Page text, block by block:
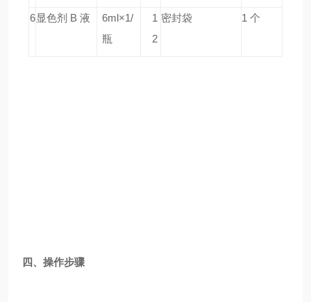
6显色剂 B 液
6ml×1/
瓶
1
2
密封袋 1 个
四、操作步骤